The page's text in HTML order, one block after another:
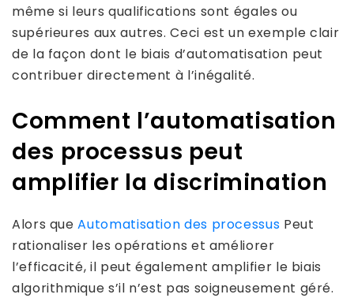
même si leurs qualifications sont égales ou
supérieures aux autres. Ceci est un exemple clair
de la façon dont le biais d’automatisation peut
contribuer directement à l’inégalité.
Comment l’automatisation
des processus peut
amplifier la discrimination
Alors queAutomatisation des processus Peut
rationaliser les opérations et améliorer
l’efficacité, il peut également amplifier le biais
algorithmique s’il n’est pas soigneusement géré.